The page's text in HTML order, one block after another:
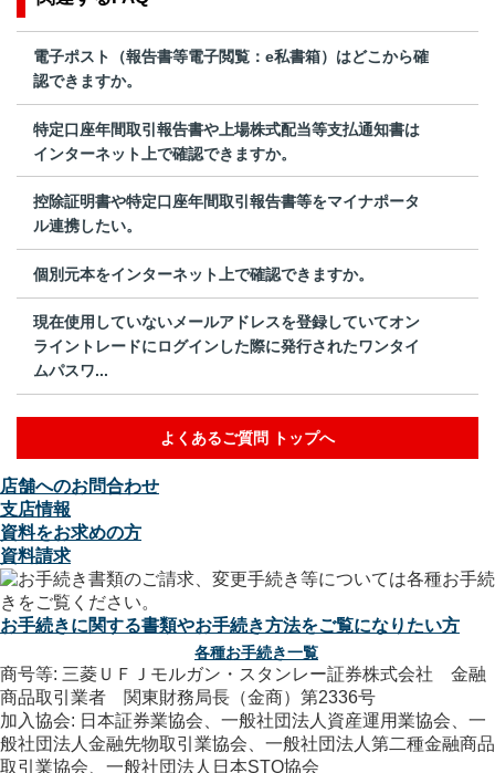
電子ポスト（報告書等電子閲覧：e私書箱）はどこから確
認できますか。
特定口座年間取引報告書や上場株式配当等支払通知書は
インターネット上で確認できますか。
控除証明書や特定口座年間取引報告書等をマイナポータ
ル連携したい。
個別元本をインターネット上で確認できますか。
現在使用していないメールアドレスを登録していてオン
ライントレードにログインした際に発行されたワンタイ
ムパスワ...
よくあるご質問 トップへ
店舗へのお問合わせ
支店情報
資料をお求めの方
資料請求
お手続きに関する書類やお手続き方法をご覧になりたい方
各種お手続き一覧
商号等: 三菱ＵＦＪモルガン・スタンレー証券株式会社 金融
商品取引業者 関東財務局長（金商）第2336号
加入協会: 日本証券業協会、一般社団法人資産運用業協会、一
般社団法人金融先物取引業協会、一般社団法人第二種金融商品
取引業協会、一般社団法人日本STO協会